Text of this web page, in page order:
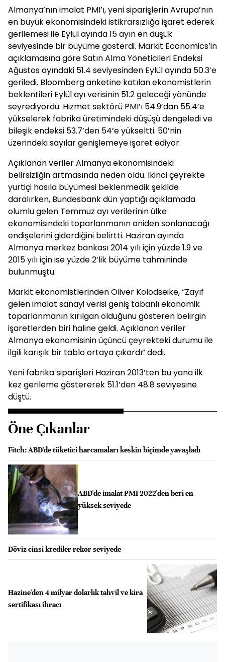
Almanya’nın imalat PMI’ı, yeni siparişlerin Avrupa’nın
en büyük ekonomisindeki istikrarsızlığa işaret ederek
gerilemesi ile Eylül ayında 15 ayın en düşük
seviyesinde bir büyüme gösterdi. Markit Economics’in
açıklamasına göre Satın Alma Yöneticileri Endeksi
Ağustos ayındaki 51.4 seviyesinden Eylül ayında 50.3’e
geriledi. Bloomberg anketine katılan ekonomistlerin
beklentileri Eylül ayı verisinin 51.2 geleceği yönünde
seyrediyordu. Hizmet sektörü PMI’ı 54.9’dan 55.4’e
yükselerek fabrika üretimindeki düşüşü dengeledi ve
bileşik endeksi 53.7’den 54’e yükseltti. 50’nin
üzerindeki sayılar genişlemeye işaret ediyor.
Açıklanan veriler Almanya ekonomisindeki
belirsizliğin artmasında neden oldu. İkinci çeyrekte
yurtiçi hasıla büyümesi beklenmedik şekilde
daralırken, Bundesbank dün yaptığı açıklamada
olumlu gelen Temmuz ayı verilerinin ülke
ekonomisindeki toparlanmanın aniden sonlanacağı
endişelerini giderdiğini belirtti. Haziran ayında
Almanya merkez bankası 2014 yılı için yüzde 1.9 ve
2015 yılı için ise yüzde 2’lik büyüme tahmininde
bulunmuştu.
Markit ekonomistlerinden Oliver Kolodseike, “Zayıf
gelen imalat sanayi verisi geniş tabanlı ekonomik
toparlanmanın kırılgan olduğunu gösteren belirgin
işaretlerden biri haline geldi. Açıklanan veriler
Almanya ekonomisinin üçüncü çeyrekteki durumu ile
ilgili karışık bir tablo ortaya çıkardı” dedi.
Yeni fabrika siparişleri Haziran 2013’ten bu yana ilk
kez gerileme göstererek 51.1’den 48.8 seviyesine
düştü.
Öne Çıkanlar
Fitch: ABD'de tüketici harcamaları keskin biçimde yavaşladı
ABD'de imalat PMI 2022'den beri en
yüksek seviyede
Döviz cinsi krediler rekor seviyede
Hazine'den 4 milyar dolarlık tahvil ve kira
sertifikası ihracı